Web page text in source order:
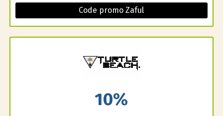
Code promo Zaful
10%